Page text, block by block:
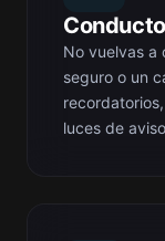
No vuelvas a
seguro o un
luces de